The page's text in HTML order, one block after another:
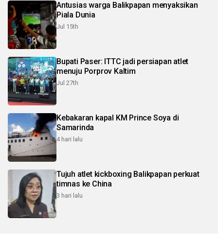
Antusias warga Balikpapan menyaksikan
Piala Dunia
Jul 15th
Bupati Paser: ITTC jadi persiapan atlet
menuju Porprov Kaltim
Jul 27th
Kebakaran kapal KM Prince Soya di
Samarinda
4 hari lalu
Tujuh atlet kickboxing Balikpapan perkuat
timnas ke China
3 hari lalu